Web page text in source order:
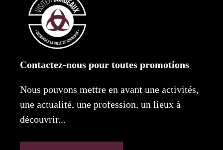
Contactez-nous pour toutes promotions
Nous pouvons mettre en avant une activités,
une actualité, une profession, un lieux à
découvrir...